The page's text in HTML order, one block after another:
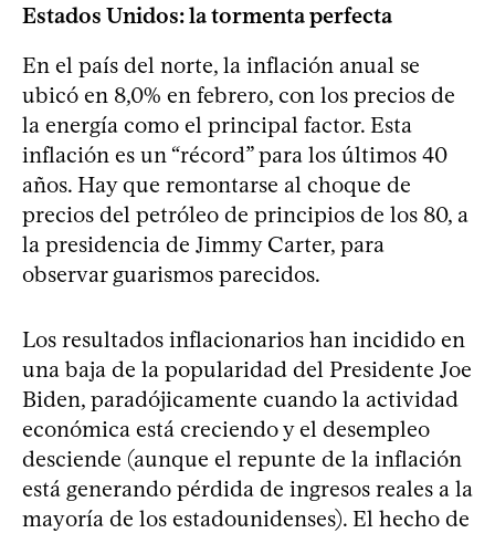
Estados Unidos: la tormenta perfecta
En el país del norte, la inflación anual se
ubicó en 8,0% en febrero, con los precios de
la energía como el principal factor. Esta
inflación es un “récord” para los últimos 40
años. Hay que remontarse al choque de
precios del petróleo de principios de los 80, a
la presidencia de Jimmy Carter, para
observar guarismos parecidos.
Los resultados inflacionarios han incidido en
una baja de la popularidad del Presidente Joe
Biden, paradójicamente cuando la actividad
económica está creciendo y el desempleo
desciende (aunque el repunte de la inflación
está generando pérdida de ingresos reales a la
mayoría de los estadounidenses). El hecho de